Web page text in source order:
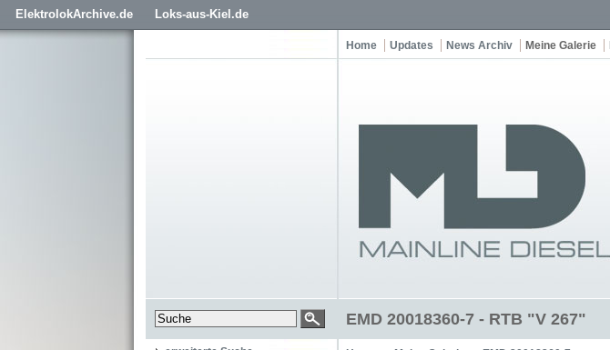
ElektrolokArchive.de Loks-aus-Kiel.de
Home Updates News Archiv Meine Galerie
EMD 20018360-7 - RTB "V 267"